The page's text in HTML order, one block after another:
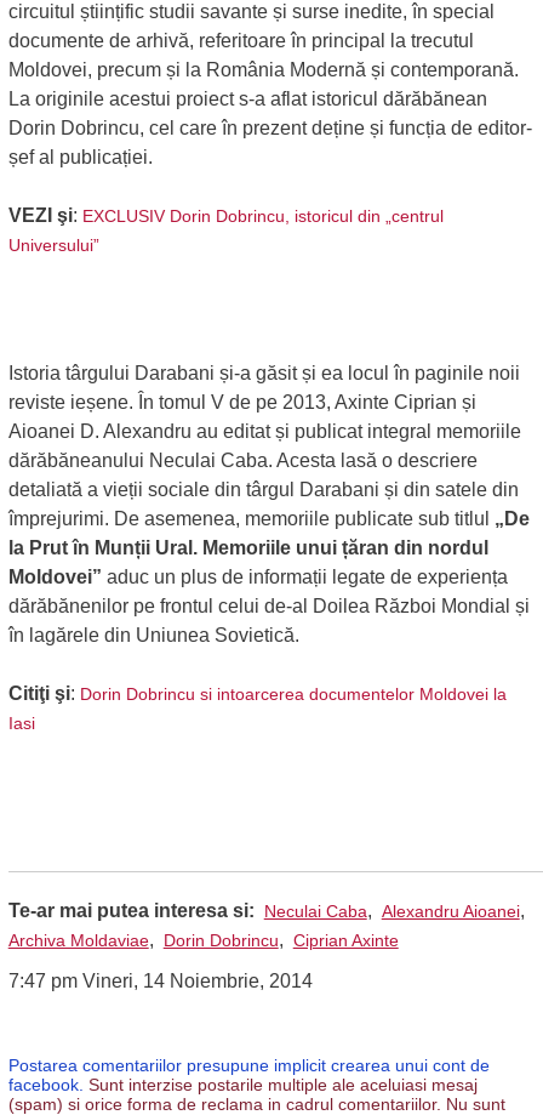
circuitul științific studii savante și surse inedite, în special
documente de arhivă, referitoare în principal la trecutul
Moldovei, precum și la România Modernă și contemporană.
La originile acestui proiect s-a aflat istoricul dărăbănean
Dorin Dobrincu, cel care în prezent deține și funcția de editor-
șef al publicației.
VEZI şi: EXCLUSIV Dorin Dobrincu, istoricul din „centrul
Universului”
Istoria târgului Darabani și-a găsit și ea locul în paginile noii
reviste ieșene. În tomul V de pe 2013, Axinte Ciprian și
Aioanei D. Alexandru au editat și publicat integral memoriile
dărăbăneanului Neculai Caba. Acesta lasă o descriere
detaliată a vieții sociale din târgul Darabani și din satele din
împrejurimi. De asemenea, memoriile publicate sub titlul „De
la Prut în Munții Ural. Memoriile unui țăran din nordul
Moldovei” aduc un plus de informații legate de experiența
dărăbănenilor pe frontul celui de-al Doilea Război Mondial și
în lagărele din Uniunea Sovietică.
Citiţi şi: Dorin Dobrincu si intoarcerea documentelor Moldovei la
Iasi
Te-ar mai putea interesa si: Neculai Caba, Alexandru Aioanei,
Archiva Moldaviae, Dorin Dobrincu, Ciprian Axinte
7:47 pm Vineri, 14 Noiembrie, 2014
Postarea comentariilor presupune implicit crearea unui cont de
facebook. Sunt interzise postarile multiple ale aceluiasi mesaj
(spam) si orice forma de reclama in cadrul comentariilor. Nu sunt